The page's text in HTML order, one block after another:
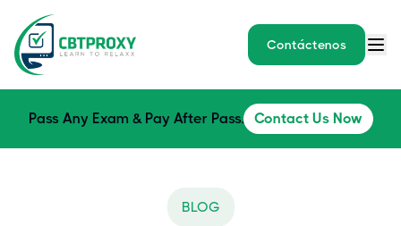
Contáctenos
Pass Any Exam & Pay After Pass. Contact Us Now
BLOG